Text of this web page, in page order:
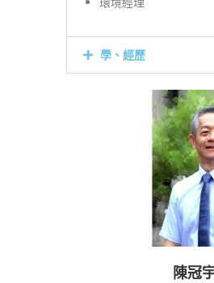
學、經歷
陳冠